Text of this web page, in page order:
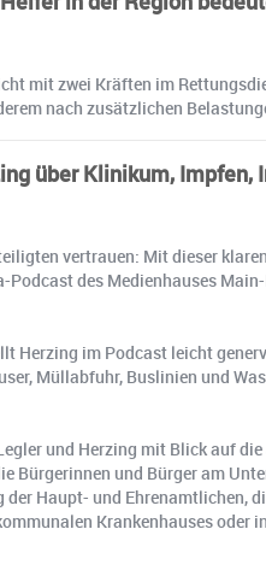
mit zwei Kräften im
nach zusätzlichen
über Klinikum,
vertrauen: Mit dieser
Podcast des Medienhauses
Herzing im Podcast leicht
Müllabfuhr, Buslinien und
und Herzing mit Blick auf
Bürgerinnen und Bürger am
Haupt- und Ehrenamtlichen,
Krankenhauses